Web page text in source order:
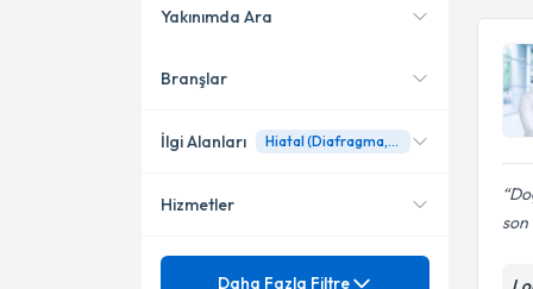
Çankaya
Yenimahalle
Yakınımda Ara
Konumuma yakın uzmanları
Branşlar
Genel Cerrahi
İlgi Alanları Hiatal (Diafragma,Mide) Fıtığı
Ameliyat Yeri Fıtığı
Hizmetler
Mezuniyet
Daha Fazla Filtre